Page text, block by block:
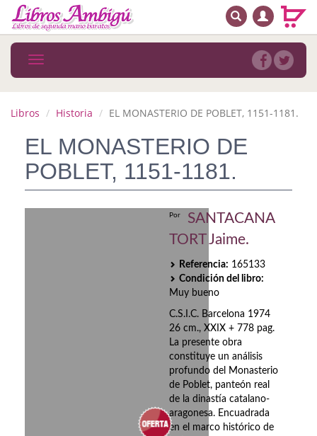
MENÚ PRINCIPAL
Novedades
MATERIAS
Arte
BUSCAR
Toggle
navigation
Libros Historia EL MONASTERIO DE POBLET, 1151-1181.
EL MONASTERIO DE
POBLET, 1151-1181.
Por
SANTACANA
TORT Jaime.
Referencia: 165133
Condición del libro:
Muy bueno
C.S.I.C. Barcelona 1974
26 cm., XXIX + 778 pag.
La presente obra
constituye un análisis
profundo del Monasterio
de Poblet, panteón real
de la dinastía catalano-
aragonesa. Encuadrada
en el marco histórico de